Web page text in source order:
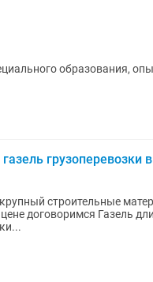
образования,
грузоперевозки
переезд . Вывоз
договоримся Газель